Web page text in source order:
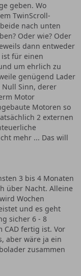
geben. Wo
TwinScroll-
nach unten
Oder wie? Oder
dann entweder
ist für einen
um ehrlich zu
genügend Lader
Sinn, derer
Motor
Motoren so
2 externen
mehr ... Das will
3 bis 4 Monaten
über Nacht. Alleine
Wochen
und es geht
sicher 6 - 8
CAD fertig ist. Vor
aber wäre ja ein
zusammen